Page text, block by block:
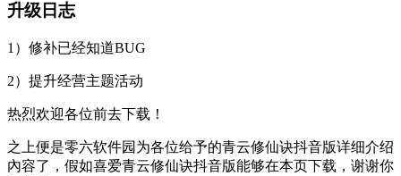
升级日志
1）修补已经知道BUG
2）提升经营主题活动
热烈欢迎各位前去下载！
之上便是零六软件园为各位给予的青云修仙诀抖音版详细介绍
內容了，假如喜爱青云修仙诀抖音版能够在本页下载，谢谢你